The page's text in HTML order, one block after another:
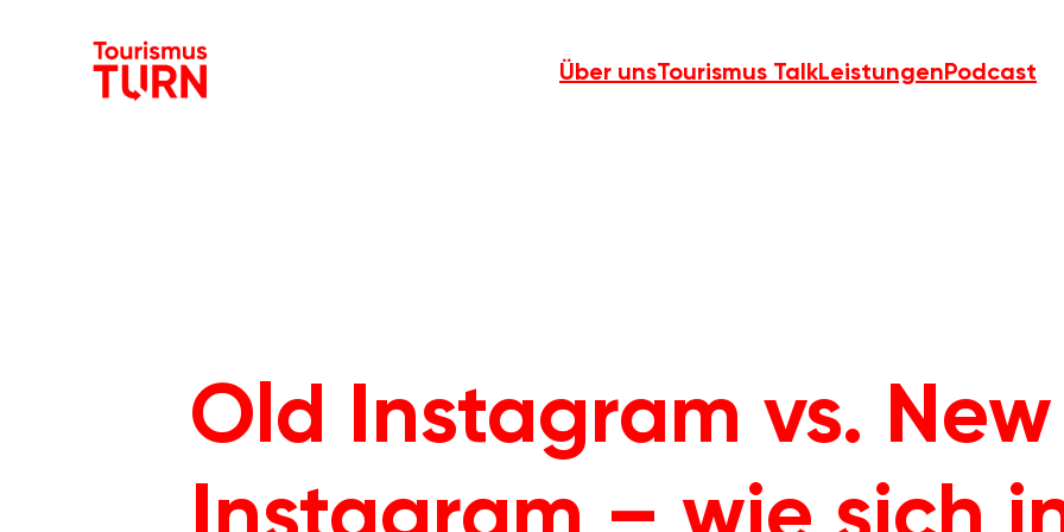
Über unsTourismus TalkLeistungenPodcast
Old Instagram vs. New